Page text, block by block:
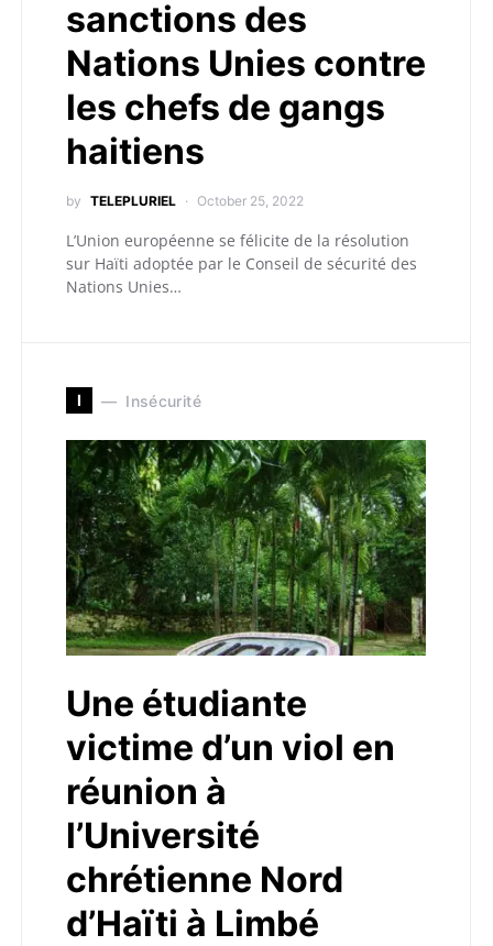
sanctions des
Nations Unies contre
les chefs de gangs
haitiens
by TELEPLURIEL October 25, 2022
L’Union européenne se félicite de la résolution
sur Haïti adoptée par le Conseil de sécurité des
Nations Unies…
I Insécurité
Une étudiante
victime d’un viol en
réunion à
l’Université
chrétienne Nord
d’Haïti à Limbé